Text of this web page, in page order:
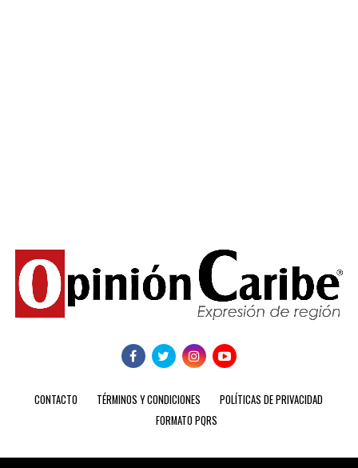
CONTACTO TÉRMINOS Y CONDICIONES
POLÍTICAS DE PRIVACIDAD
FORMATO PQRS